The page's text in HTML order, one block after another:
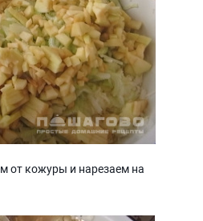
от кожуры и нарезаем на